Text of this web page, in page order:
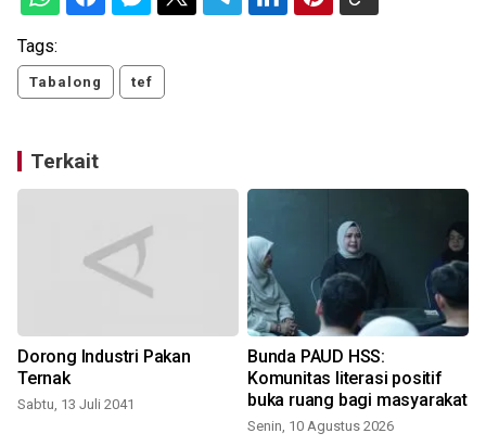
Tags:
Tabalong tef
Terkait
Dorong Industri Pakan
Ternak
Sabtu, 13 Juli 2041
Bunda PAUD HSS:
Komunitas literasi positif
buka ruang bagi masyarakat
Senin, 10 Agustus 2026